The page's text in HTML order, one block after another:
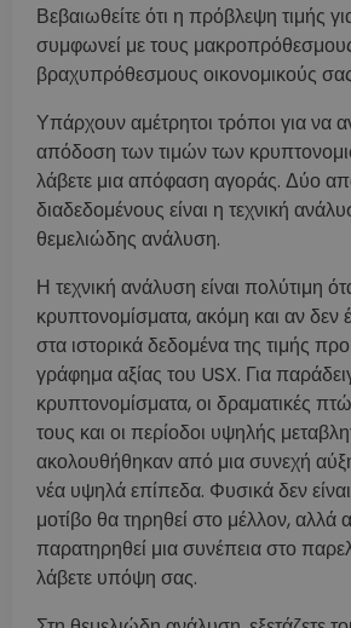
Βεβαιωθείτε ότι η πρόβλεψη τιμής
συμφωνεί με τους
βραχυπρόθεσμους οικονομικούς
Υπάρχουν αμέτρητοι τρόποι για να
απόδοση των τιμών των
λάβετε μια απόφαση αγοράς. Δύο
διαδεδομένους είναι η τεχνική
θεμελιώδης ανάλυση.
Η τεχνική ανάλυση είναι πολύτιμη
κρυπτονομίσματα, ακόμη και αν δεν
στα ιστορικά δεδομένα της τιμής
γράφημα αξίας του USX. Για
κρυπτονομίσματα, οι δραματικές
τους και οι περίοδοι υψηλής
ακολουθήθηκαν από μια συνεχή
νέα υψηλά επίπεδα. Φυσικά δεν
μοτίβο θα τηρηθεί στο μέλλον, αλλά
παρατηρηθεί μια συνέπεια στο
λάβετε υπόψη σας.